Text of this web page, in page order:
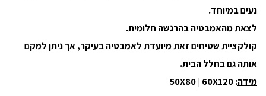
נעים במיוחד.
לצאת מהאמבטיה בהרגשה חלומית.
קולקציית שטיחים זאת מיועדת לאמבטיה בעיקר, אך ניתן למקם
אותה גם בחלל הבית.
מידה: 50X80 | 60X120